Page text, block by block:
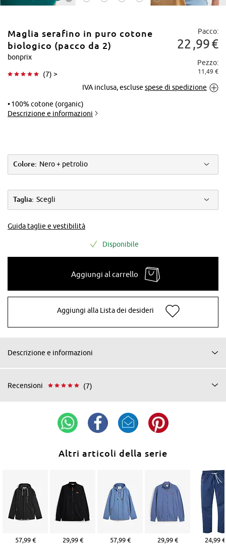
ingrandire
Maglia serafino in puro cotone
biologico (pacco da 2)
bonprix
(7) >
Pacco:
22 99€
Pezzo:
11,49 €
IVA inclusa, escluse spese di spedizione
100% cotone (organic)
Descrizione e informazioni
Colore: Nero + petrolio
Taglia: Scegli
Guida taglie e vestibilità
Disponibile
Aggiungi al carrello
Aggiungi alla Lista dei desideri
Descrizione e informazioni
Recensioni (7)
Altri articoli della serie
57,99 € 29,99 € 57,99 € 29,99 € 24,99 €